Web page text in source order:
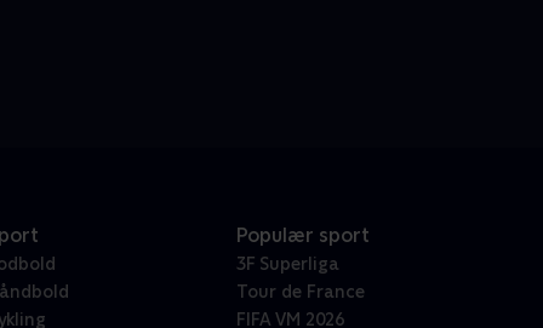
Populær sport
3F Superliga
Tour de France
FIFA VM 2026